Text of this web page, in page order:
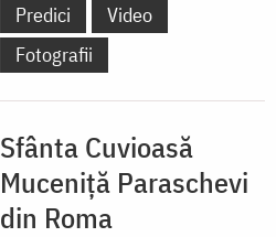
Predici
Video
Fotografii
Sfânta Cuvioasă
Muceniță Paraschevi
din Roma